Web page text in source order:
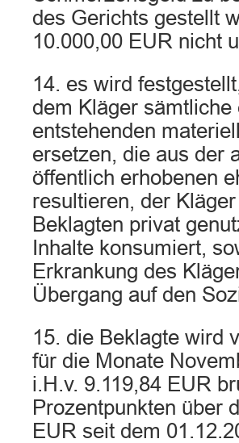
des Gerichts gestellt
10.000,00 EUR nicht
14. es wird
dem Kläger
entstehenden
ersetzen, die aus der
öffentlich erhobenen
resultieren, der
Beklagten privat
Inhalte konsumiert,
Erkrankung des
Übergang auf den
15. die Beklagte wird
für die Monate
i.H.v. 9.119,84 EUR
Prozentpunkten über
EUR seit dem